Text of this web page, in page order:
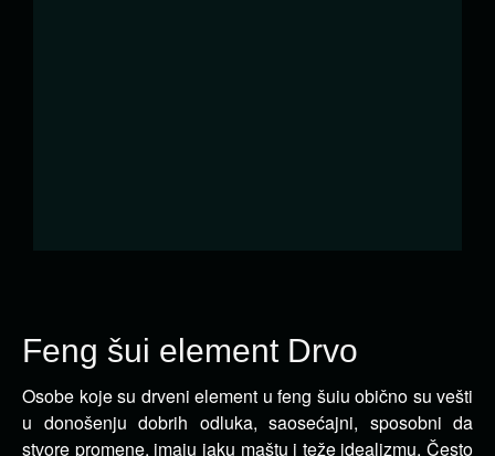
Feng šui element Drvo
Osobe koje su drveni element u feng šuiu obično su vešti
u donošenju dobrih odluka, saosećajni, sposobni da
stvore promene, imaju jaku maštu i teže idealizmu. Često